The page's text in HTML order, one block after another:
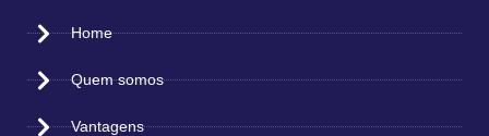
Home
Quem somos
Vantagens